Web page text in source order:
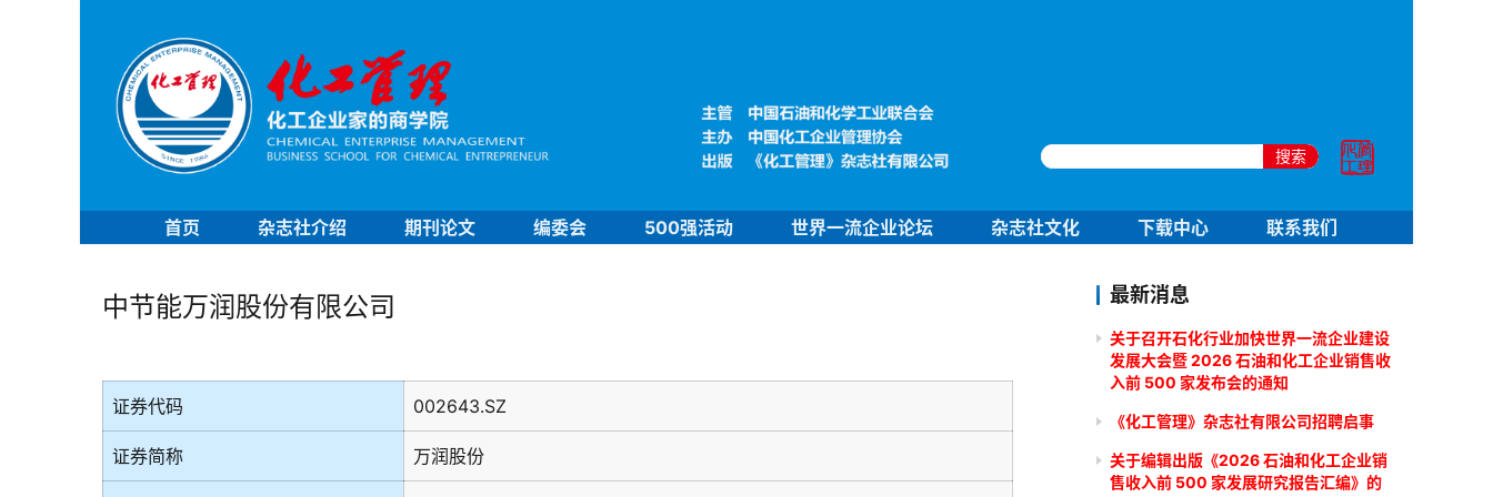
搜索
首页 杂志社介绍 期刊论文 编委会 500强活动 世界一流企业论坛 杂志社文化 下载中心 联系我们
中节能万润股份有限公司
证券代码 002643.SZ
证券简称 万润股份
最新消息
关于召开石化行业加快世界一流企业建设
发展大会暨 2026 石油和化工企业销售收
入前 500 家发布会的通知
《化工管理》杂志社有限公司招聘启事
关于编辑出版《2026 石油和化工企业销
售收入前 500 家发展研究报告汇编》的